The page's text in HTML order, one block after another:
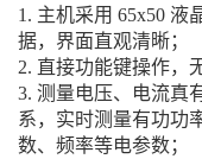
1. 主机采用 65x50 液
据，界面直观清晰；
2. 直接功能键操作，
3. 测量电压、电流真
系，实时测量有功功
数、频率等电参数；